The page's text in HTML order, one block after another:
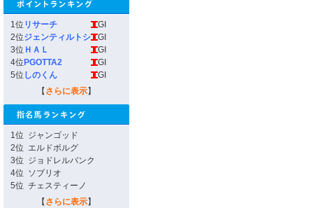
1位 リサーチ
GI
2位ジェンティルトシ
GI
3位 ＨＡＬ
GI
4位 PGOTTA2
GI
5位 しのくん
GI
【 さらに表示】
1位 ジャンゴッド
2位 エルドボルグ
3位 ジョドレルバンク
4位 ソブリオ
5位 チェスティーノ
【 さらに表示】